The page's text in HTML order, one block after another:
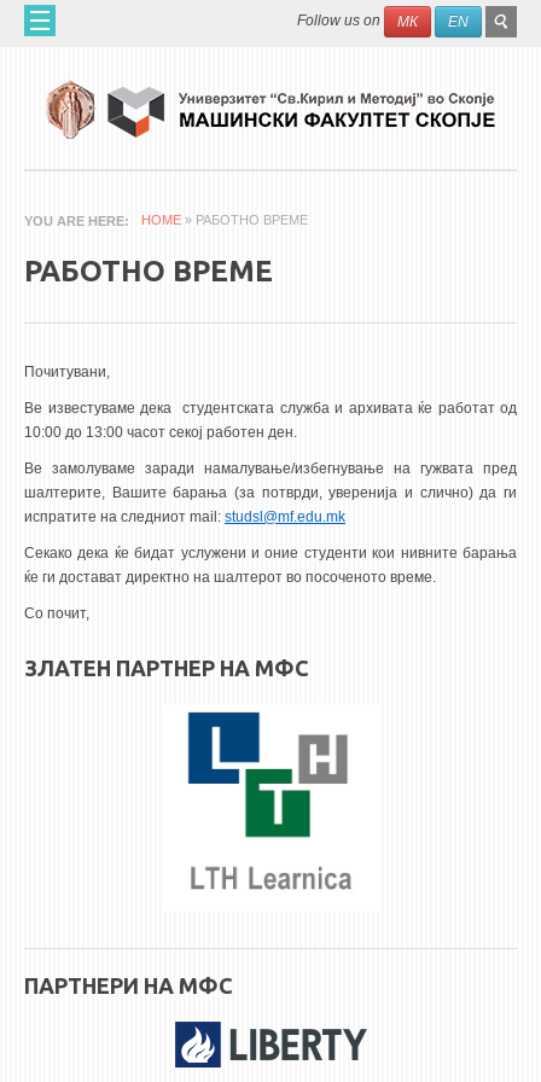
Skip to main content Search
Follow us on МК EN
ЗА НАС
60 ГОДИНИ МФ
НАУЧНА ДЕЈНОСТ
АПЛИКАТИВНА ДЕЈНОСТ
МЕЃУНАРОДНА СОРАБОТКА
ERASMUS+
WATERBRIDGING
CIRASIM
ENERGET
ИНФОРМАЦИИ ОД ЈАВЕН КАРАКТЕР
АНКЕТИ И САМОЕВАЛУАЦИИ
ALUMNI MFS
YOU ARE HERE HOME » РАБОТНО ВРЕМЕ
РАБОТНО ВРЕМЕ
Почитувани,
Ве известуваме дека студентската служба и архивата ќе работат од
10:00 до 13:00 часот секој работен ден.
Ве замолуваме заради намалување/избегнување на гужвата пред
шалтерите, Вашите барања (за потврди, уверенија и слично) да ги
испратите на следниот mail: studsl@mf.edu.mk
Секако дека ќе бидат услужени и оние студенти кои нивните барања
ќе ги достават директно на шалтерот во посоченото време.
Со почит,
ЗЛАТЕН ПАРТНЕР НА МФС
ПАРТНЕРИ НА МФС